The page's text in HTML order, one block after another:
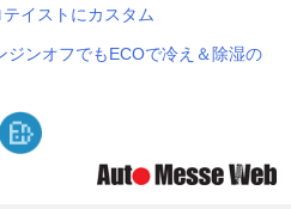
イストにカスタム
ンオフでもECOで冷え＆除湿の